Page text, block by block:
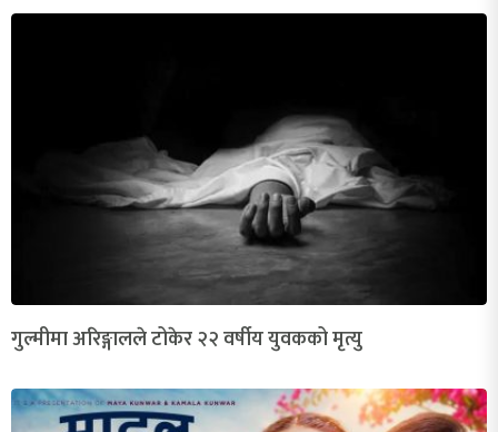
गुल्मीमा अरिङ्गालले टोकेर २२ वर्षीय युवकको मृत्यु